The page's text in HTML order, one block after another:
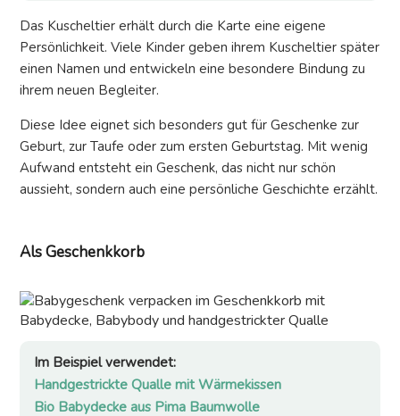
Das Kuscheltier erhält durch die Karte eine eigene
Persönlichkeit. Viele Kinder geben ihrem Kuscheltier später
einen Namen und entwickeln eine besondere Bindung zu
ihrem neuen Begleiter.
Diese Idee eignet sich besonders gut für Geschenke zur
Geburt, zur Taufe oder zum ersten Geburtstag. Mit wenig
Aufwand entsteht ein Geschenk, das nicht nur schön
aussieht, sondern auch eine persönliche Geschichte erzählt.
Als Geschenkkorb
Im Beispiel verwendet:
Handgestrickte Qualle mit Wärmekissen
Bio Babydecke aus Pima Baumwolle